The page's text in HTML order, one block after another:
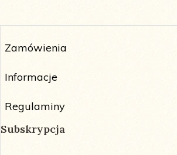
Zamówienia
Informacje
Regulaminy
Subskrypcja